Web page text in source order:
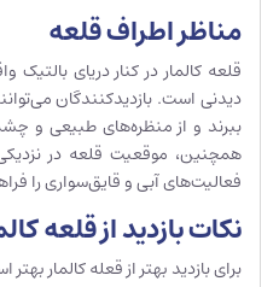
مناظر اطراف قلعه
قلعه کالمار در کنار دریای
دیدنی است. بازدیدکنندگان
ببرند و از منظره‌های طبیعی و
همچنین، موقعیت قلعه در
فعالیت‌های آبی و قایق‌سواری را
نکات بازدید از قلعه
برای بازدید بهتر از قعله کالمار